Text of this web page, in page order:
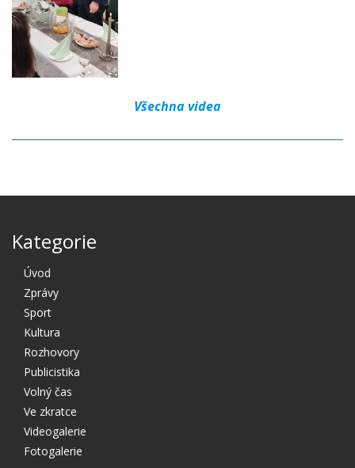
Všechna videa
Kategorie
Úvod
Zprávy
Sport
Kultura
Rozhovory
Publicistika
Volný čas
Ve zkratce
Videogalerie
Fotogalerie